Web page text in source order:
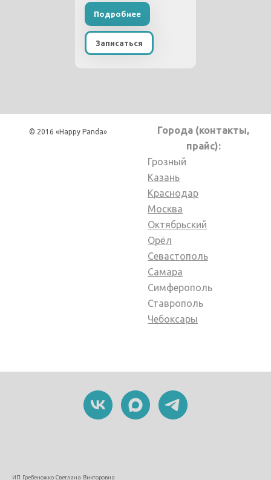
Подробнее
Записаться
© 2016 «Happy Panda»
Города (контакты,
прайс):
Грозный
Казань
Краснодар
Москва
Октябрьский
Орёл
Севастополь
Самара
Симферополь
Ставрополь
Чебоксары
ИП Гребеножко Светлана Викторовна